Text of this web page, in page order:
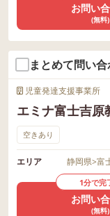
お問い
(無料)
まとめて問い
児童発達支援事業所
エミナ富士吉原
空きあり
エリア 静岡県>富
1分で完
お問い
(無料)